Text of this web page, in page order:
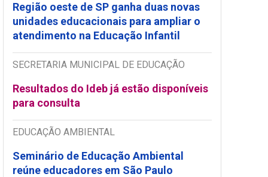
Região oeste de SP ganha duas novas
unidades educacionais para ampliar o
atendimento na Educação Infantil
SECRETARIA MUNICIPAL DE EDUCAÇÃO
Resultados do Ideb já estão disponíveis
para consulta
EDUCAÇÃO AMBIENTAL
Seminário de Educação Ambiental
reúne educadores em São Paulo